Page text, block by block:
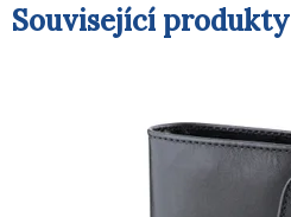
Související produkty